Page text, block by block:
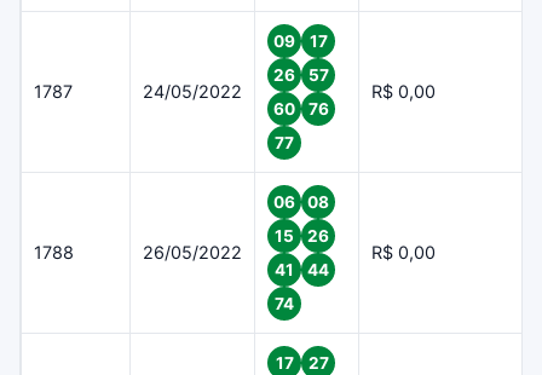
1787 24/05/2022
09
17
26
57
60
76
77
R$ 0,00
1788 26/05/2022
06
08
15
26
41
44
74
R$ 0,00
17
27